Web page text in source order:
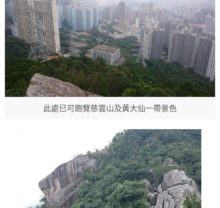
此處已可飽覽慈雲山及黃大仙一帶景色